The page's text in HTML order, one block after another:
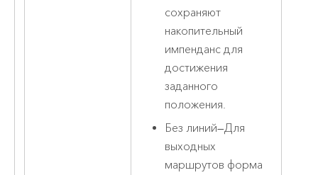
сохраняют
накопительный
импенданс для
достижения
заданного
положения.
Без линий—Для
выходных
маршрутов форма